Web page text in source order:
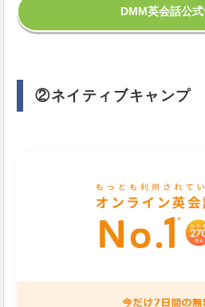
DMM英会話公式
②ネイティブキャンプ